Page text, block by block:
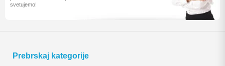
svetujemo!
Prebrskaj kategorije